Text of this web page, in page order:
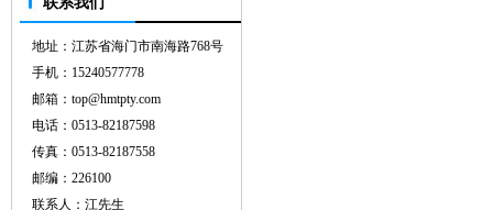
地址：江苏省海门市南海路768号
手机：15240577778
邮箱：top@hmtpty.com
电话：0513-82187598
传真：0513-82187558
邮编：226100
联系人：江先生